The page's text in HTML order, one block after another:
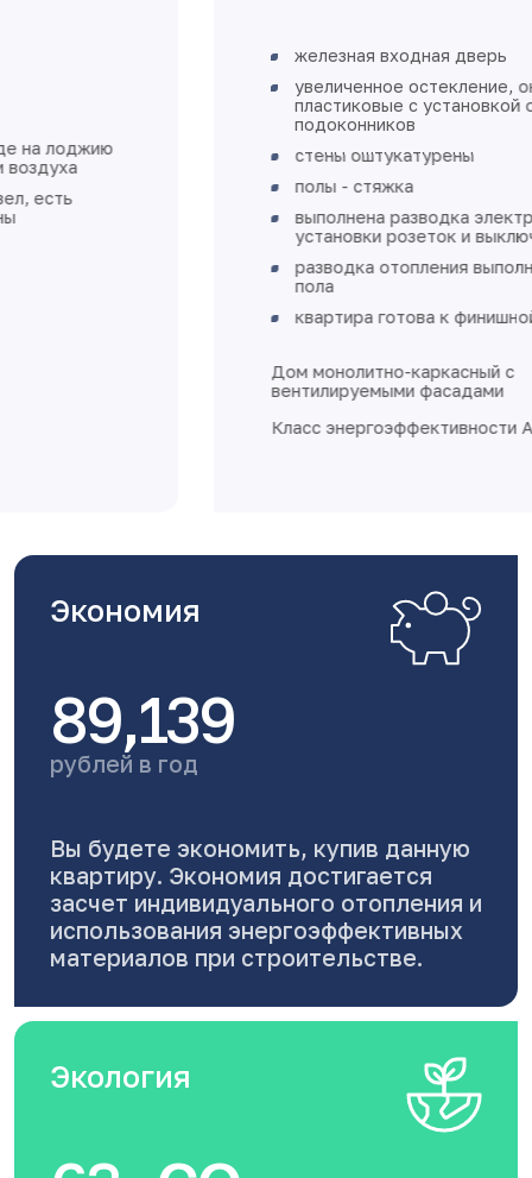
кухня 13,49 м²
спальня 12,91 м²
гардеробная 3,92 м²
Экономия
89,139
рублей в год
Вы будете экономить, купив данную
квартиру. Экономия достигается
засчет индивидуального отопления и
использования энергоэффективных
материалов при строительстве.
Экология